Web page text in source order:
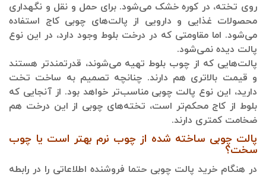
روی تخته، در کوره خشک می‌شود. برای حمل و نقل و نگهداری
محصولات غذایی و دارویی از پالت‌های چوبی کاج استفاده
می‌شود. اما مقاومتی که در درخت بلوط وجود دارد، در این نوع
پالت دیده نمی‌شود.
پالت‌هایی که از چوب بلوط تهیه می‌شوند، قدرتمندتر هستند
و قیمت بالاتری هم دارند. چنانچه تصمیم به ساخت تخت
دارید، این نوع پالت چوبی مناسب‌تر خواهد بود. از آنجایی که
بلوط از کاج محکم‌تر است، تخته‌های چوبی از این درخت هم
ضخامت کمتری دارند.
پالت چوبی ساخته شده از چوب نرم بهتر است یا چوب
سخت؟
در هنگام خرید پالت چوبی حتما فروشنده اطلاعاتی را در رابطه